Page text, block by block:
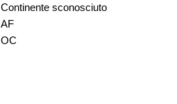
Continente sconosciuto
AF
OC